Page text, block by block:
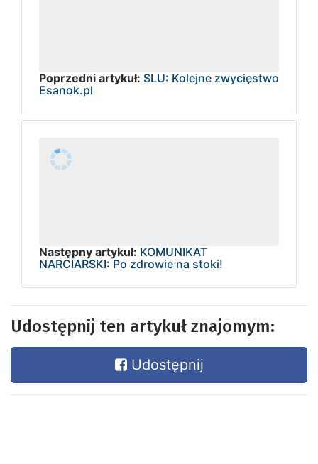
Poprzedni artykuł: SLU: Kolejne zwycięstwo
Esanok.pl
Następny artykuł: KOMUNIKAT
NARCIARSKI: Po zdrowie na stoki!
Udostępnij ten artykuł znajomym:
Udostępnij